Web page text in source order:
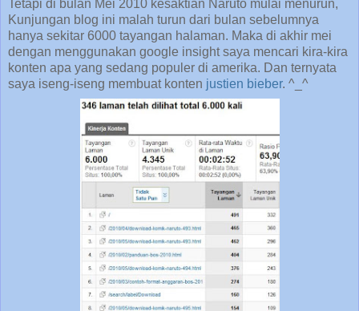
Tetapi di bulan Mei 2010 kesaktian Naruto mulai menurun,
Kunjungan blog ini malah turun dari bulan sebelumnya
hanya sekitar 6000 tayangan halaman. Maka di akhir mei
dengan menggunakan google insight saya mencari kira-kira
konten apa yang sedang populer di amerika. Dan ternyata
saya iseng-iseng membuat konten justien bieber. ^_^